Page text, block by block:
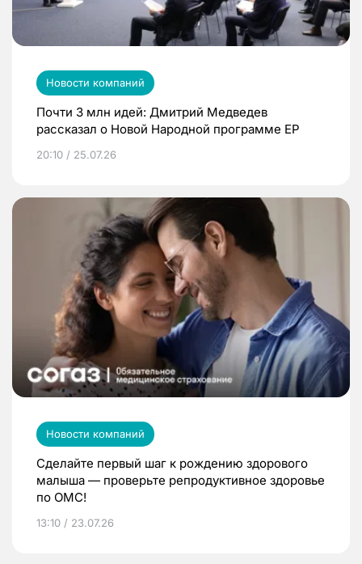
Новости компаний
Почти 3 млн идей: Дмитрий Медведев
рассказал о Новой Народной программе ЕР
20:10 / 25.07.26
Новости компаний
Сделайте первый шаг к рождению здорового
малыша — проверьте репродуктивное здоровье
по ОМС!
13:10 / 23.07.26